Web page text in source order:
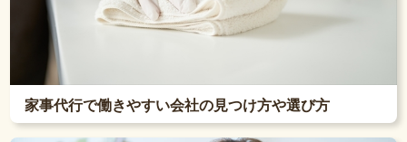
家事代行で働きやすい会社の見つけ方や選び方